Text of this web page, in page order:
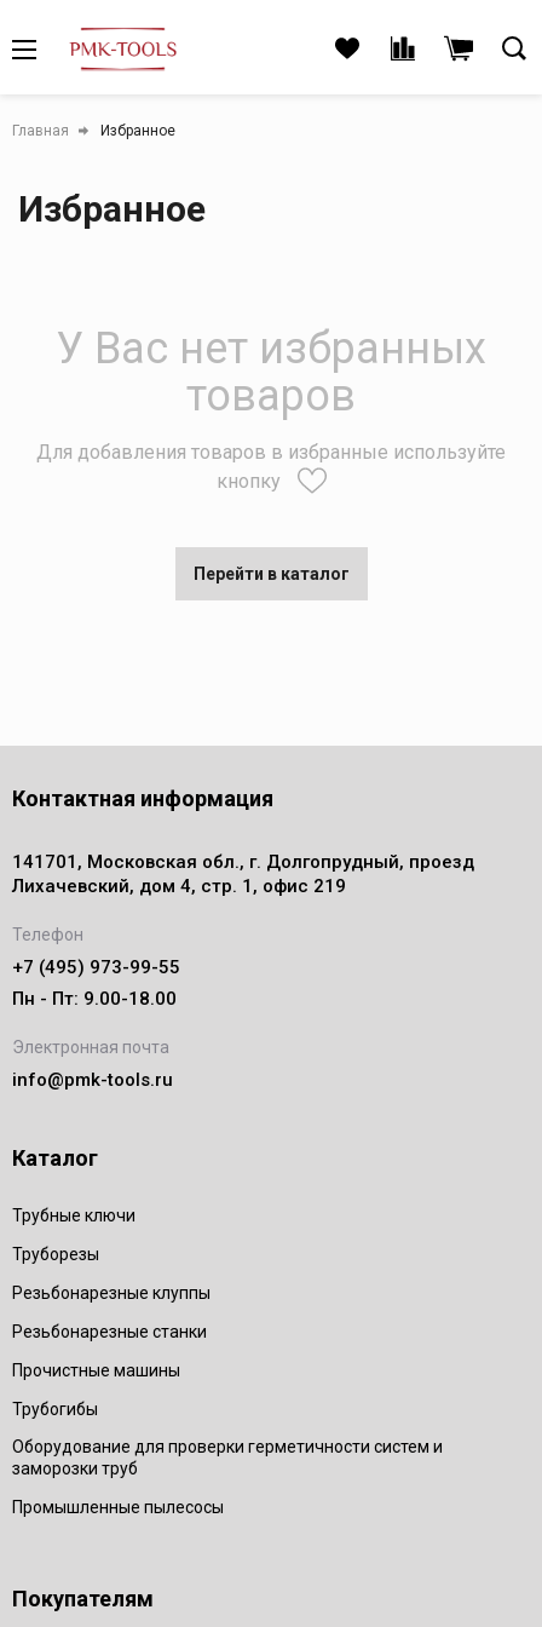
Главная Избранное
Избранное
У Вас нет избранных
товаров
Для добавления товаров в избранные используйте
кнопку
Перейти в каталог
Контактная информация
141701, Московская обл., г. Долгопрудный, проезд
Лихачевский, дом 4, стр. 1, офис 219
Телефон
+7 (495) 973-99-55
Пн - Пт: 9.00-18.00
Электронная почта
info@pmk-tools.ru
Каталог
Трубные ключи
Труборезы
Резьбонарезные клуппы
Резьбонарезные станки
Прочистные машины
Трубогибы
Оборудование для проверки герметичности систем и
заморозки труб
Промышленные пылесосы
Покупателям